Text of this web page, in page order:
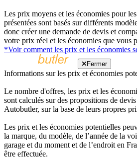
Les prix moyens et les économies pour
présentées sont basés sur différents
donc créer une demande de devis et
votre prix réel et les économies que vous
*Voir comment les prix et les économies
Fermer
Informations sur les prix et économies
Le nombre d'offres, les prix et les
sont calculés sur des propositions de
Autobutler, sur la base de leurs propres
Les prix et les économies potentielles
la marque, du modèle, de l’année de la
garage et du moment et de l’endroit en
être effectuée.